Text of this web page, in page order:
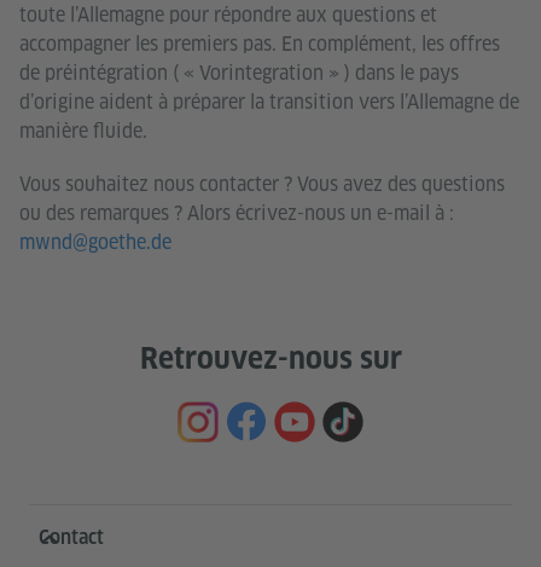
toute l’Allemagne pour répondre aux questions et
accompagner les premiers pas. En complément, les offres
de préintégration ( « Vorintegration » ) dans le pays
d’origine aident à préparer la transition vers l’Allemagne de
manière fluide.
Vous souhaitez nous contacter ? Vous avez des questions
ou des remarques ? Alors écrivez-nous un e-mail à :
mwnd@goethe.de
Retrouvez-nous sur
Service- und Informationsbereich
Contact